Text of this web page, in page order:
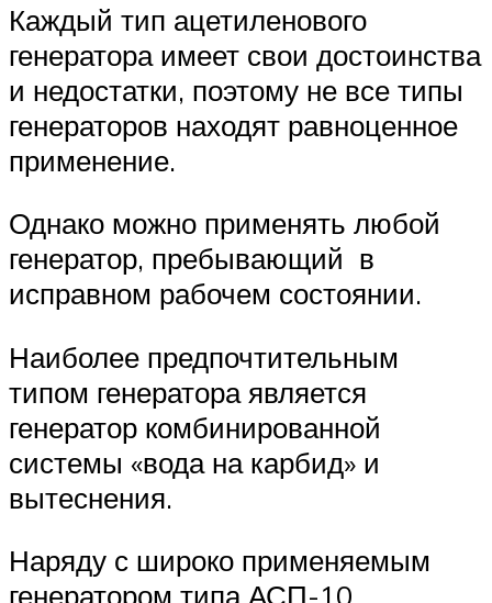
Каждый тип ацетиленового
генератора имеет свои достоинства
и недостатки, поэтому не все типы
генераторов находят равноценное
применение.
Однако можно применять любой
генератор, пребывающий в
исправном рабочем состоянии.
Наиболее предпочтительным
типом генератора является
генератор комбинированной
системы «вода на карбид» и
вытеснения.
Наряду с широко применяемым
генератором типа АСП-10